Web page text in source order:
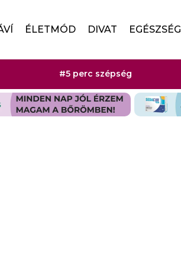
ÉLETMÓD DIVAT EGÉSZSÉG
#5 perc szépség